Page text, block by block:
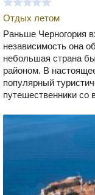
Отдых летом
Раньше Черногория
независимость она
небольшая страна
районом. В
популярный
путешественники со